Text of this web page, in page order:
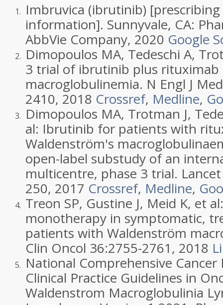
1. Imbruvica (ibrutinib) [prescribing
information]. Sunnyvale, CA:
AbbVie Company, 2020 Google
2. Dimopoulos MA, Tedeschi A,
3 trial of ibrutinib plus rituximab
macroglobulinemia. N Engl J
2410, 2018 Crossref, Medline,
3. Dimopoulos MA, Trotman J,
al: Ibrutinib for patients with
Waldenström's
open-label substudy of an
multicentre, phase 3 trial.
250, 2017 Crossref, Medline,
4. Treon SP, Gustine J, Meid K, et
monotherapy in symptomatic,
patients with Waldenström
Clin Oncol 36:2755-2761, 2018
5. National Comprehensive
Clinical Practice Guidelines in
Waldenstrom Macroglobulinia